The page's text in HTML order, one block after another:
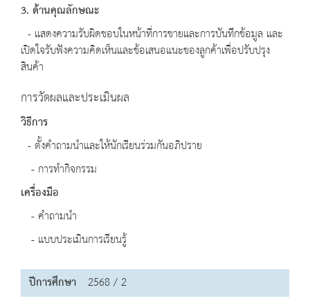
3. ด้านคุณลักษณะ
- แสดงความรับผิดชอบในหน้าที่การขายและการบันทึกข้อมูล และ
เปิดใจรับฟังความคิดเห็นและข้อเสนอแนะของลูกค้าเพื่อปรับปรุง
สินค้า
การวัดผลและประเมินผล
วิธีการ
- ตั้งคำถามนำและให้นักเรียนร่วมกันอภิปราย
- การทำกิจกรรม
เครื่องมือ
- คำถามนำ
- แบบประเมินการเรียนรู้
ปีการศึกษา 2568 / 2